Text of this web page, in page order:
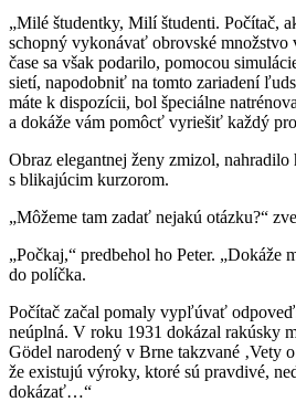
„Milé študentky, Milí študenti. Počítač,
schopný vykonávať obrovské množstvo
čase sa však podarilo, pomocou
sietí, napodobniť na tomto zariadení
máte k dispozícii, bol špeciálne
a dokáže vám pomôcť vyriešiť každý
Obraz elegantnej ženy zmizol, nahradilo
s blikajúcim kurzorom.
„Môžeme tam zadať nejakú otázku?“
„Počkaj,“ predbehol ho Peter. „Dokáže
do políčka.
Počítač začal pomaly vypľúvať
neúplná. V roku 1931 dokázal rakúsky
Gödel narodený v Brne takzvané ‚Vety
že existujú výroky, ktoré sú pravdivé,
dokázať…“